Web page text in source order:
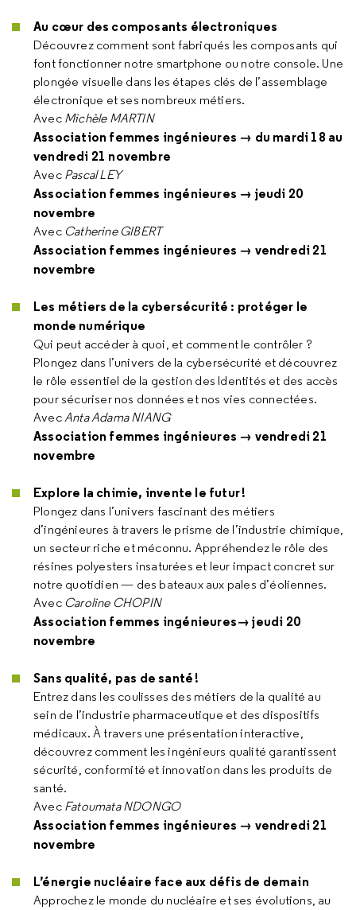
Au cœur des composants électroniques
Découvrez comment sont fabriqués les composants qui
font fonctionner notre smartphone ou notre console. Une
plongée visuelle dans les étapes clés de l’assemblage
électronique et ses nombreux métiers.
Avec Michèle MARTIN
Association femmes ingénieures → du mardi 18 au
vendredi 21 novembre
AvecPascal LEY
Association femmes ingénieures → jeudi 20
novembre
Avec Catherine GIBERT
Association femmes ingénieures → vendredi 21
novembre
Les métiers de la cybersécurité : protéger le
monde numérique
Qui peut accéder à quoi, et comment le contrôler ?
Plongez dans l’univers de la cybersécurité et découvrez
le rôle essentiel de la gestion des Identités et des accès
pour sécuriser nos données et nos vies connectées.
AvecAnta Adama NIANG
Association femmes ingénieures → vendredi 21
novembre
Explore la chimie, invente le futur !
Plongez dans l’univers fascinant des métiers
d’ingénieures à travers le prisme de l’industrie chimique,
un secteur riche et méconnu. Appréhendez le rôle des
résines polyesters insaturées et leur impact concret sur
notre quotidien — des bateaux aux pales d’éoliennes.
Avec Caroline CHOPIN
Association femmes ingénieures→ jeudi 20
novembre
Sans qualité, pas de santé !
Entrez dans les coulisses des métiers de la qualité au
sein de l’industrie pharmaceutique et des dispositifs
médicaux. À travers une présentation interactive,
découvrez comment les ingénieurs qualité garantissent
sécurité, conformité et innovation dans les produits de
santé.
Avec Fatoumata NDONGO
Association femmes ingénieures → vendredi 21
novembre
L’énergie nucléaire face aux défis de demain
Approchez le monde du nucléaire et ses évolutions, au